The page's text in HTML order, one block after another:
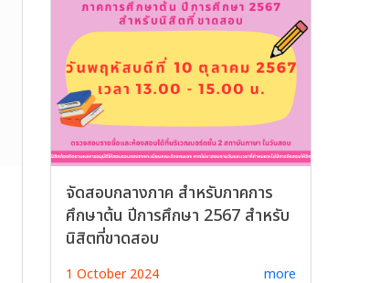
จัดสอบกลางภาค สำหรับภาคการ
ศึกษาต้น ปีการศึกษา 2567 สำหรับ
นิสิตที่ขาดสอบ
1 October 2024 more